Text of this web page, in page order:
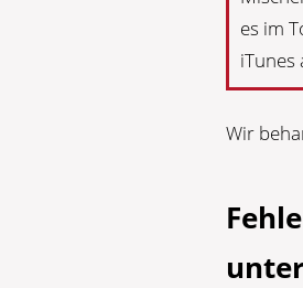
es im
iTunes
Wir